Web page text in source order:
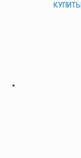
КУПИТЬ